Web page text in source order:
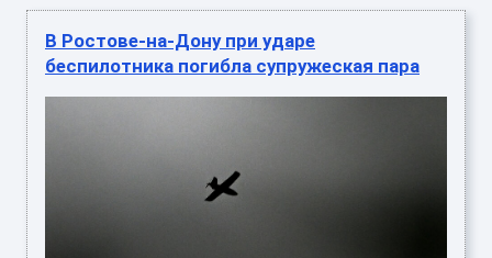
В Ростове-на-Дону при ударе
беспилотника погибла супружеская пара